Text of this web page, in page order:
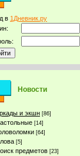
в 1Дневник.ру
Новости
и экшн [86]
[14]
[64]
[5]
предметов [23]